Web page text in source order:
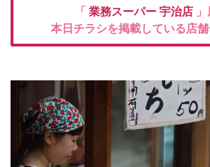
「 業務スーパー 宇治店
本日チラシを掲載している店舗